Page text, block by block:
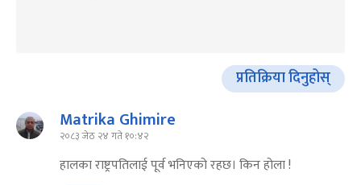
प्रतिक्रिया दिनुहोस्
Matrika Ghimire
२०८३ जेठ २४ गते १०:४२
हालका राष्ट्रपतिलाई पूर्व भनिएको रहछ। किन होला !